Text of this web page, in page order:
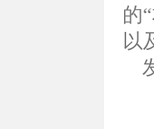
的
以